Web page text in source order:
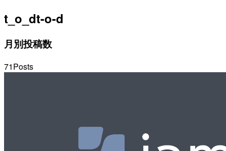
t_o_dt-o-d
月別投稿数
71Posts